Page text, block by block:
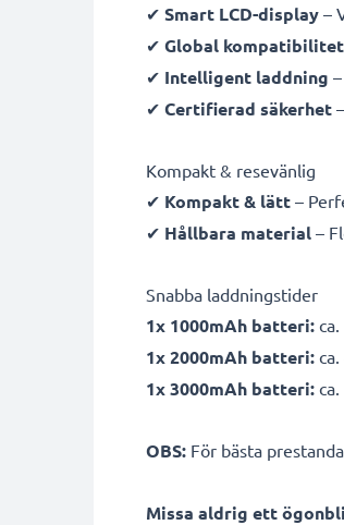
✔ Smart LCD-display –
✔ Global kompatibilitet
✔ Intelligent laddning
✔ Certifierad säkerhet
Kompakt & resevänlig
✔ Kompakt & lätt –
✔ Hållbara material –
Snabba laddningstider
1x 1000mAh batteri:
1x 2000mAh batteri:
1x 3000mAh batteri:
OBS: För bästa
Missa aldrig ett